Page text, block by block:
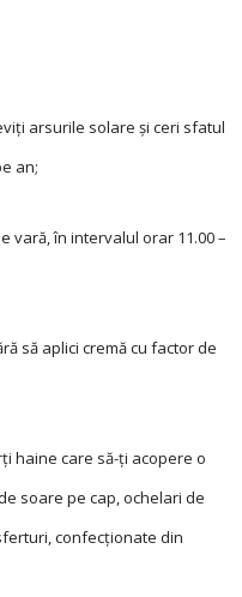
arsurile solare și ceri sfatul
an;
vară, în intervalul orar 11.00 –
să aplici cremă cu factor de
haine care să-ți acopere o
soare pe cap, ochelari de
confecționate din